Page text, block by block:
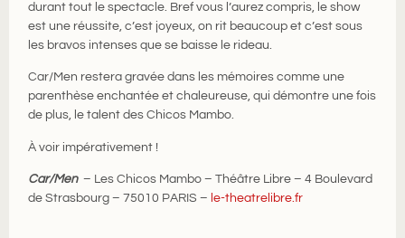
durant tout le spectacle. Bref vous l’aurez compris, le show
est une réussite, c’est joyeux, on rit beaucoup et c’est sous
les bravos intenses que se baisse le rideau.
Car/Men restera gravée dans les mémoires comme une
parenthèse enchantée et chaleureuse, qui démontre une fois
de plus, le talent des Chicos Mambo.
À voir impérativement !
Car/Men – Les Chicos Mambo – Théâtre Libre – 4 Boulevard
de Strasbourg – 75010 PARIS – le-theatrelibre.fr